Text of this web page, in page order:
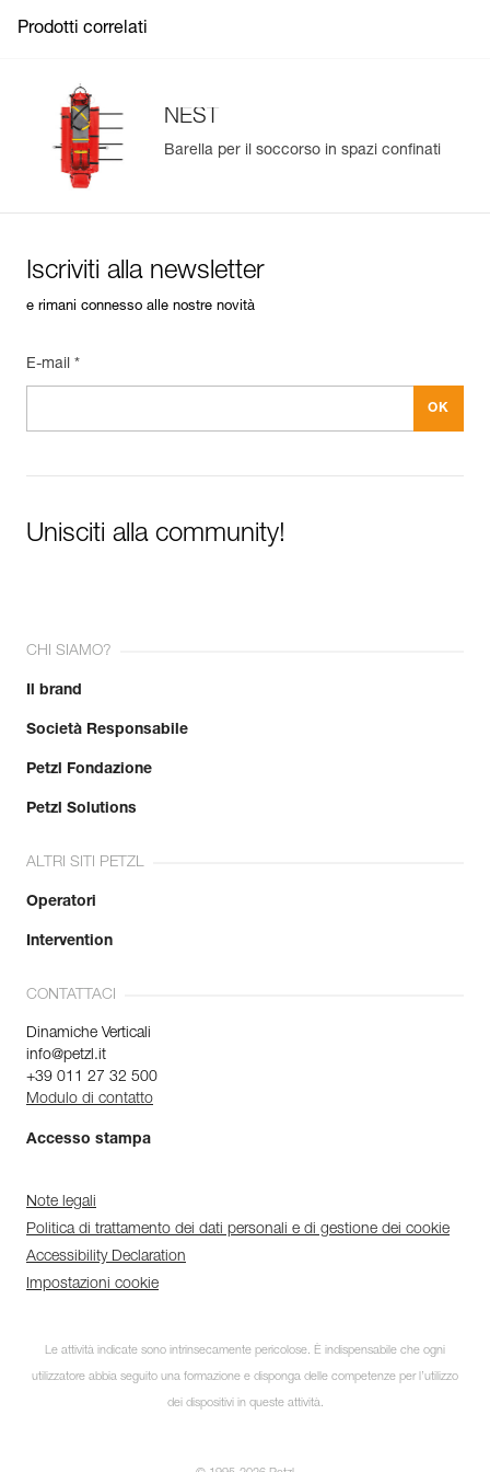
evacuazione.
kit di recupero JAG SYSTEM 2 m per inclinare la barella
con precisione.
See all technical content
Prodotti correlati
NEST
Barella per il soccorso in spazi confinati
Iscriviti alla newsletter
e rimani connesso alle nostre novità
E-mail *
Unisciti alla community!
CHI SIAMO?
Il brand
Società Responsabile
Petzl Fondazione
Petzl Solutions
ALTRI SITI PETZL
Operatori
Intervention
CONTATTACI
Dinamiche Verticali
info@petzl.it
+39 011 27 32 500
Modulo di contatto
Accesso stampa
Note legali
Politica di trattamento dei dati personali e di gestione dei cookie
Accessibility Declaration
Impostazioni cookie
Le attività indicate sono intrinsecamente pericolose. È indispensabile che ogni
utilizzatore abbia seguito una formazione e disponga delle competenze per l’utilizzo
dei dispositivi in queste attività.